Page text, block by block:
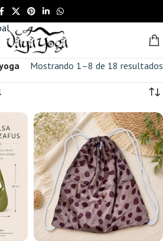
Mostrando 1–8 de 18 resultados